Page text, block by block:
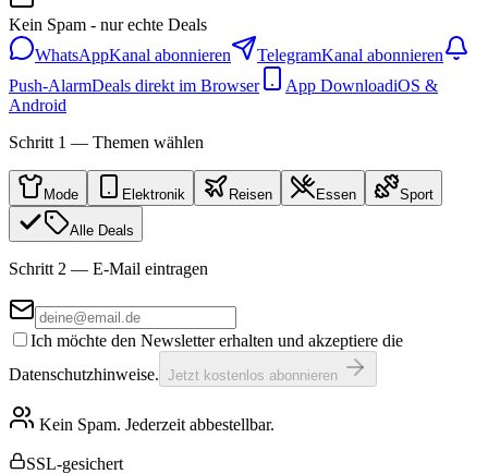
Kein Spam - nur echte Deals
WhatsAppKanal abonnieren TelegramKanal abonnieren
Push-AlarmDeals direkt im Browser App DownloadiOS &
Android
Schritt 1 — Themen wählen
Mode Elektronik Reisen Essen Sport
Alle Deals
Schritt 2 — E-Mail eintragen
Ich möchte den Newsletter erhalten und akzeptiere die
Datenschutzhinweise. Jetzt kostenlos abonnieren
Kein Spam. Jederzeit abbestellbar.
SSL-gesichert